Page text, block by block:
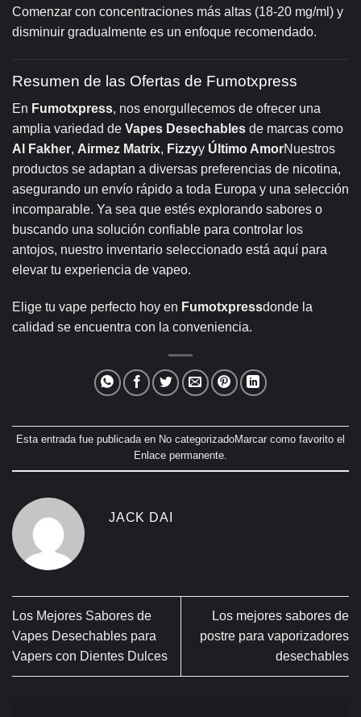
Comenzar con concentraciones más altas (18-20 mg/ml) y
disminuir gradualmente es un enfoque recomendado.
Resumen de las Ofertas de Fumotxpress
En Fumotxpress, nos enorgullecemos de ofrecer una
amplia variedad de Vapes Desechables de marcas como
Al Fakher, Airmez Matrix, Fizzyy Último AmorNuestros
productos se adaptan a diversas preferencias de nicotina,
asegurando un envío rápido a toda Europa y una selección
incomparable. Ya sea que estés explorando sabores o
buscando una solución confiable para controlar los
antojos, nuestro inventario seleccionado está aquí para
elevar tu experiencia de vapeo.
Elige tu vape perfecto hoy en Fumotxpressdonde la
calidad se encuentra con la conveniencia.
Esta entrada fue publicada en No categorizadoMarcar como favorito el
Enlace permanente.
JACK DAI
Los Mejores Sabores de
Vapes Desechables para
Vapers con Dientes Dulces
Los mejores sabores de
postre para vaporizadores
desechables